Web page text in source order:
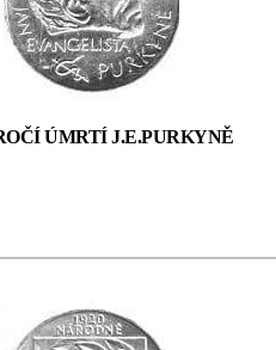
ÚMRTÍ J.E.PURKYNĚ